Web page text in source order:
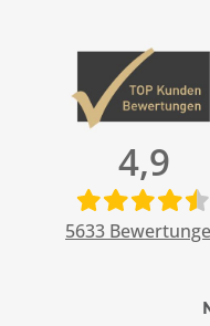
4,9
5633